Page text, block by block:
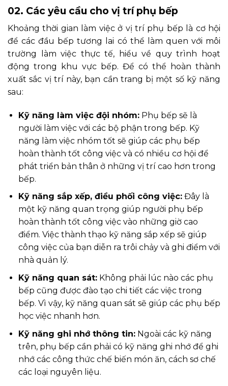
02. Các yêu cầu cho vị trí phụ bếp
Khoảng thời gian làm việc ở vị trí phụ bếp là cơ hội
để các đầu bếp tương lai có thể làm quen với môi
trường làm việc thực tế, hiểu về quy trình hoạt
động trong khu vực bếp. Để có thể hoàn thành
xuất sắc vị trí này, bạn cần trang bị một số kỹ năng
sau:
Kỹ năng làm việc đội nhóm:Phụ bếp sẽ là
người làm việc với các bộ phận trong bếp. Kỹ
năng làm việc nhóm tốt sẽ giúp các phụ bếp
hoàn thành tốt công việc và có nhiều cơ hội để
phát triển bản thân ở những vị trí cao hơn trong
bếp.
Kỹ năng sắp xếp, điều phối công việc:Đây là
một kỹ năng quan trọng giúp người phụ bếp
hoàn thành tốt công việc vào những giờ cao
điểm. Việc thành thạo kỹ năng sắp xếp sẽ giúp
công việc của bạn diễn ra trôi chảy và ghi điểm với
nhà quản lý.
Kỹ năng quan sát:Không phải lúc nào các phụ
bếp cũng được đào tạo chi tiết các việc trong
bếp. Vì vậy, kỹ năng quan sát sẽ giúp các phụ bếp
học việc nhanh hơn.
Kỹ năng ghi nhớ thông tin:Ngoài các kỹ năng
trên, phụ bếp cần phải có kỹ năng ghi nhớ để ghi
nhớ các công thức chế biến món ăn, cách sơ chế
các loại nguyên liệu.